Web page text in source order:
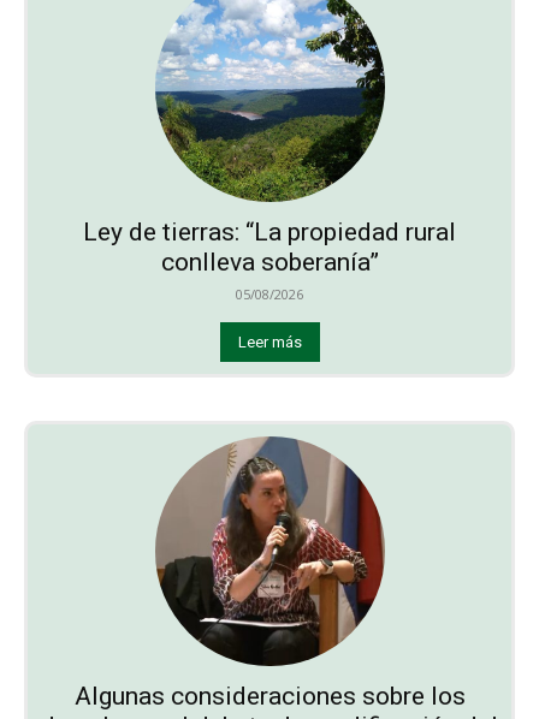
Ley de tierras: “La propiedad rural
conlleva soberanía”
05/08/2026
Leer más
Algunas consideraciones sobre los